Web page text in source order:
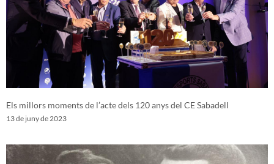
Els millors moments de l’acte dels 120 anys del CE Sabadell
13 de juny de 2023